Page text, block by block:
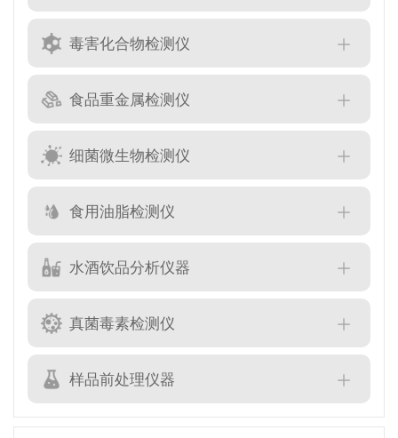
毒害化合物检测仪
食品重金属检测仪
细菌微生物检测仪
食用油脂检测仪
水酒饮品分析仪器
真菌毒素检测仪
样品前处理仪器